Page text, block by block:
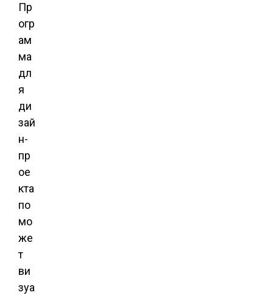
Пр
огр
ам
ма
дл
я
ди
зай
н-
пр
ое
кта
по
мо
же
т
ви
зуа